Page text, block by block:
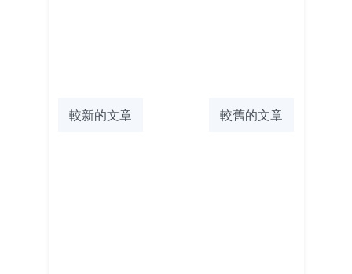
較新的文章 較舊的文章